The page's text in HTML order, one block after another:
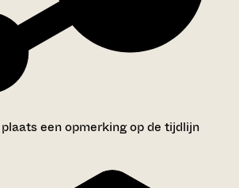
een opmerking op de tijdlijn